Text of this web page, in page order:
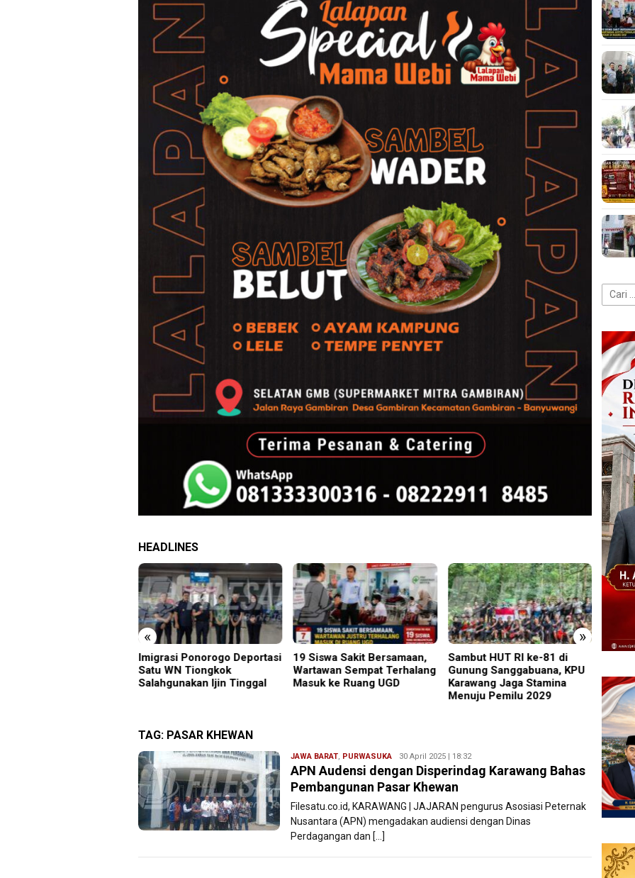
HEADLINES
« »
19 Siswa Sakit Bersamaan,
Wartawan Sempat Terhalang
Masuk ke Ruang UGD
Sambut HUT RI ke-81 di
Gunung Sanggabuana, KPU
Karawang Jaga Stamina
Perkenalkan Diri Lewat
Safari Jumat, Kapolres
Lumajang Ajak Warga Jaga
Kamtibmas
Ajang
TAG: PASAR KHEWAN
JAWA BARAT, PURWASUKA Ryan
Karawang
30 April 2025 | 18:32
APN Audensi dengan Disperindag Karawang Bahas
Pembangunan Pasar Khewan
Filesatu.co.id, KARAWANG | JAJARAN pengurus Asosiasi Peternak
Nusantara (APN) mengadakan audiensi dengan Dinas
Perdagangan dan […]
Cari
untuk: